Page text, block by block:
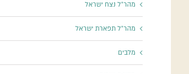
מהר"ל נצח ישראל
מהר"ל תפארת ישראל
מלבים